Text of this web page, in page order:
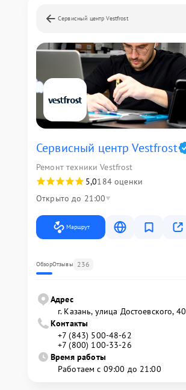
Сервисный центр Vestfrost
Сервисный центр Vestfrost
Ремонт техники Vestfrost
5,0184 оценки
Открыто до 21:00
Маршрут
ОбзорОтзывы 236
Адрес
г. Казань, улица Достоевского, 40
Контакты
+7 (843) 500-48-62
+7 (800) 100-33-26
Время работы
Работаем с 09:00 до 21:00